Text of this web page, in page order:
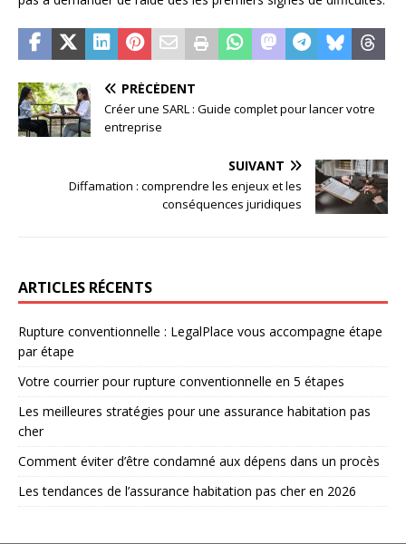
PRÉCÉDENT
Créer une SARL : Guide complet pour lancer votre
entreprise
SUIVANT
Diffamation : comprendre les enjeux et les
conséquences juridiques
ARTICLES RÉCENTS
Rupture conventionnelle : LegalPlace vous accompagne étape
par étape
Votre courrier pour rupture conventionnelle en 5 étapes
Les meilleures stratégies pour une assurance habitation pas
cher
Comment éviter d’être condamné aux dépens dans un procès
Les tendances de l’assurance habitation pas cher en 2026